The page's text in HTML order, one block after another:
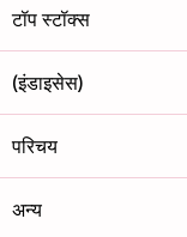
टॉप स्टॉक्स
(इंडाइसेस)
परिचय
अन्य